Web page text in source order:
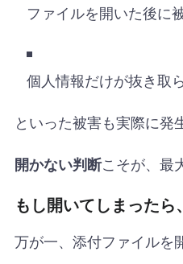
ファイルを開いた後に
個人情報だけが抜き取
といった被害も実際に発
開かない判断こそが、最
もし開いてしまった
万が一、添付ファイルを